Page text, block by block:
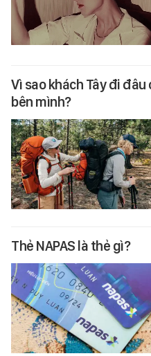
Vì sao khách Tây đi
bên mình?
Thẻ NAPAS là thẻ gì?